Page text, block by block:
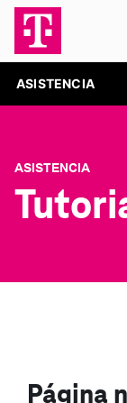
ASISTENCIA
ASISTENCIA